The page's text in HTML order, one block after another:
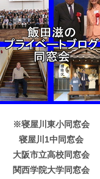
※寝屋川東小同窓会
寝屋川1中同窓会
大阪市立高校同窓会
関西学院大学同窓会